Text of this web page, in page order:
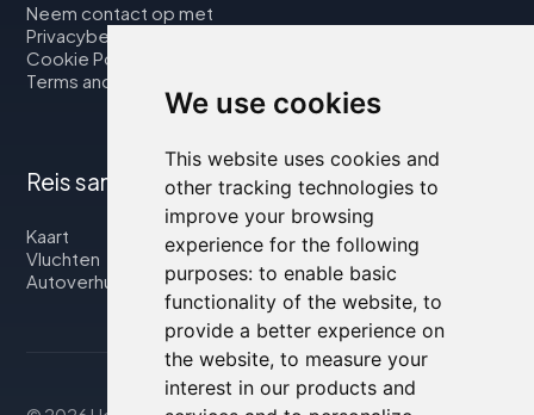
We use cookies
This website uses cookies and
other tracking technologies to
improve your browsing
experience for the following
purposes: to enable basic
functionality of the website, to
provide a better experience on
the website, to measure your
interest in our products and
Neem contact op met
Privacybeleid
Cookie Policy
Terms and Conditions
Reis samen met ons
Kaart
Vluchten
Autoverhuur